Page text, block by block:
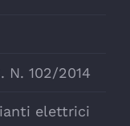
N. 102/2014
elettrici